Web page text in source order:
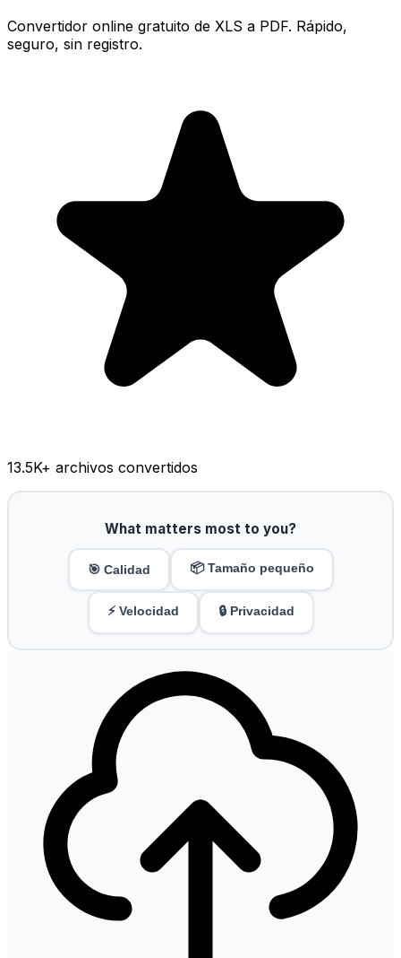
Convertidor online gratuito de XLS a PDF. Rápido,
seguro, sin registro.
13.5K+ archivos convertidos
What matters most to you?
🎯 Calidad 📦 Tamaño pequeño
⚡ Velocidad 🔒 Privacidad